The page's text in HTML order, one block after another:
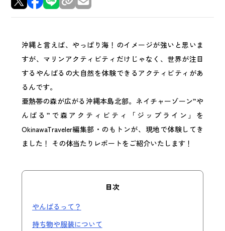
沖縄と言えば、やっぱり海！のイメージが強いと思いま
すが、マリンアクティビティだけじゃなく、世界が注目
するやんばるの大自然を体験できるアクティビティがあ
るんです。
亜熱帯の森が広がる沖縄本島北部。ネイチャーゾーン”や
んばる”で森アクティビティ「ジップライン」を
OkinawaTraveler編集部・のもトンが、現地で体験してき
ました！ その体当たりレポートをご紹介いたします！
目次
やんばるって？
持ち物や服装について